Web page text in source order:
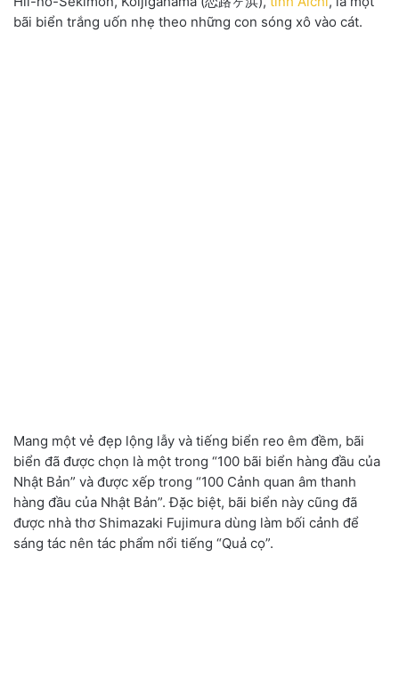
bãi biển trắng uốn nhẹ theo những con sóng xô vào cát.
Mang một vẻ đẹp lộng lẫy và tiếng biển reo êm đềm, bãi
biển đã được chọn là một trong “100 bãi biển hàng đầu của
Nhật Bản” và được xếp trong “100 Cảnh quan âm thanh
hàng đầu của Nhật Bản”. Đặc biệt, bãi biển này cũng đã
được nhà thơ Shimazaki Fujimura dùng làm bối cảnh để
sáng tác nên tác phẩm nổi tiếng “Quả cọ”.